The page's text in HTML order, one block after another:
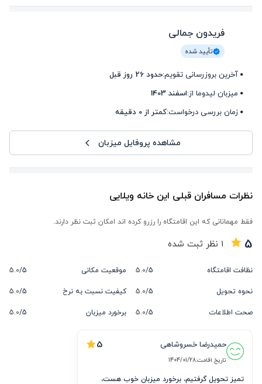
فریدون جمالی
تأیید شده
آخرین بروزرسانی تقویم:حدود 26 روز قبل
میزبان لیدوما از:اسفند 1403
زمان بررسی درخواست:کمتر از 0 دقیقه
مشاهده پروفایل میزبان
نظرات مسافران قبلی این خانه ویلایی
فقط مهمانانی که این اقامتگاه را رزرو کرده اند امکان ثبت نظر دارند.
5
1 نظر ثبت شده
نظافت اقامتگاه 5/
5.0 موقعیت مکانی 5/
5.0
نحوه تحویل
5/
5.0 کیفیت نسبت به نرخ 5/
5.0
صحت اطلاعات
5/
5.0 برخورد میزبان 5/
5.0
حمیدرضا خسروشاهی 5
تاریخ اقامت:1404/01/28